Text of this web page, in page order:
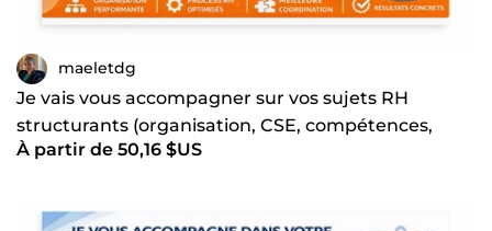
maeletdg
Je vais vous accompagner sur vos sujets RH
structurants (organisation, CSE, compétences,
processus)
À partir de 50,16 $US